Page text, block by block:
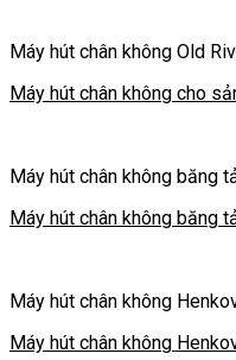
Máy hút chân không Old
Máy hút chân không cho
Máy hút chân không băng
Máy hút chân không băng
Máy hút chân không
Máy hút chân không